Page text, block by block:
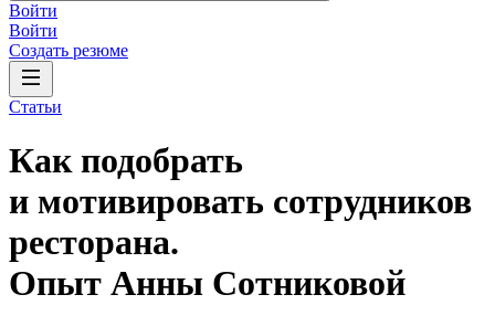
Войти
Войти
Создать резюме
Статьи
Как подобрать
и мотивировать сотрудников
ресторана.
Опыт Анны Сотниковой